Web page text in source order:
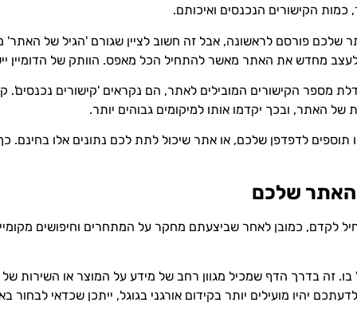
הקישורים הנכנסים ואיכותם.
פורסם לראשונה, אבל זה חשוב לציין שגורם 'הגיל של האתר'
ולעצב מחדש את האתר מאשר להתחיל הכל מאפס. הוותק של הדומיין
מספר הקישורים המובילים לאתר, הם נקראים 'קישורים
של האתר, ובכך יקדמו אותו למיקומים גבוהים יותר.
לדפדפן שלכם, או אתר שיכול לתת לכם נתונים אלו בחינם.
לקדם, כמובן לאחר שביצעתם מחקר על המתחרים וחיפושים
זה בדרך הדף שמכיל מגוון רחב של מידע על המוצר או השירות
יהיו מועילים יותר בקידום אורגני בגוגל, ייתכן שכדאי